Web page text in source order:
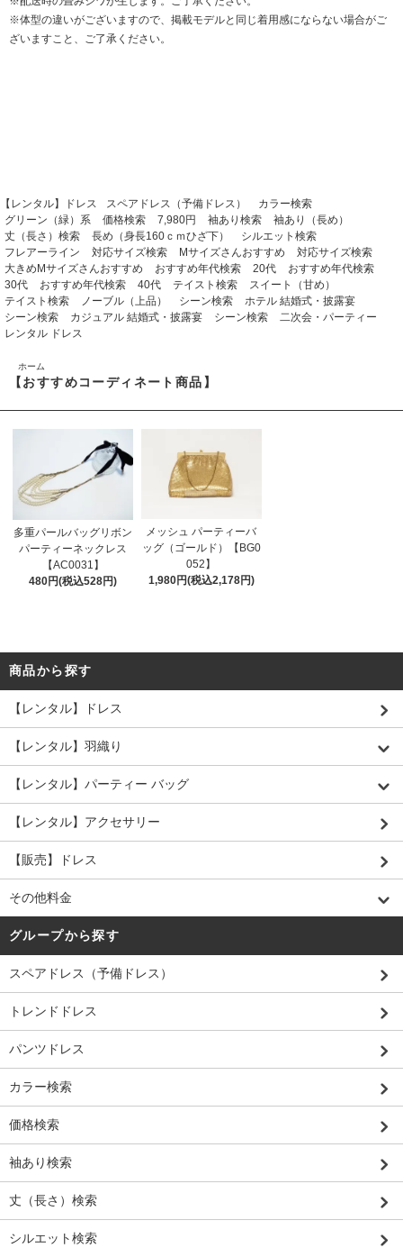
※体型の違いがございますので、掲載モデルと同じ着用感にならない場合がご
ざいますこと、ご了承ください。
【レンタル】ドレス スペアドレス（予備ドレス）
カラー検索
グリーン（緑）系
価格検索 7,980円 袖あり検索
袖あり（長め）
丈（長さ）検索
長め（身長160ｃｍひざ下）
シルエット検索
フレアーライン
対応サイズ検索 Mサイズさんおすすめ
対応サイズ検索
大きめMサイズさんおすすめ
おすすめ年代検索 20代
おすすめ年代検索
30代
おすすめ年代検索 40代 テイスト検索
スイート（甘め）
テイスト検索
ノーブル（上品） シーン検索
ホテル 結婚式・披露宴
シーン検索
カジュアル 結婚式・披露宴 シーン検索
二次会・パーティー
レンタル ドレス
ホーム
【おすすめコーディネート商品】
多重パールバッグリボン
パーティーネックレス
【AC0031】
480円(税込528円)
メッシュ パーティーバ
ッグ（ゴールド）【BG0
052】
1,980円(税込2,178円)
商品から探す
【レンタル】ドレス
【レンタル】羽織り
【レンタル】パーティー バッグ
【レンタル】アクセサリー
【販売】ドレス
その他料金
グループから探す
スペアドレス（予備ドレス）
トレンドドレス
パンツドレス
カラー検索
価格検索
袖あり検索
丈（長さ）検索
シルエット検索